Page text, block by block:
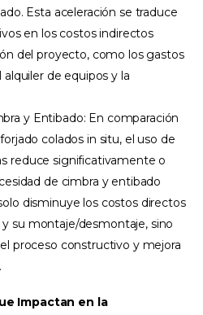
Esta aceleración se traduce
en los costos indirectos
del proyecto, como los gastos
alquiler de equipos y la
y Entibado: En comparación
colados in situ, el uso de
reduce significativamente o
de cimbra y entibado
disminuye los costos directos
su montaje/desmontaje, sino
proceso constructivo y mejora
Impactan en la